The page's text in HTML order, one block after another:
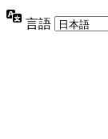
言語